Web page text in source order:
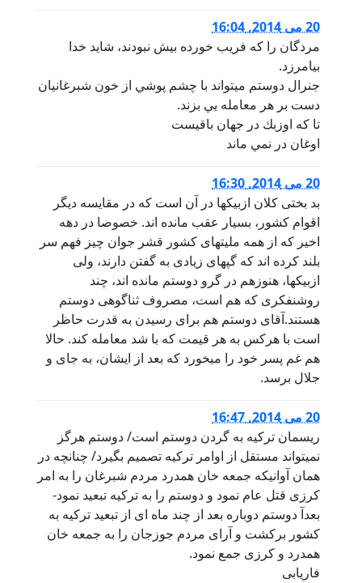
20 می 2014, 16:04
مردگان را كه فريب خورده بيش نبودند، شايد خدا
بيامرزد.
جنرال دوستم ميتواند با چشم پوشي از خون شبرغانيان
دست بر هر معامله يي بزند.
تا كه اوزبك در جهان باقيست
اوغان در نمي ماند
20 می 2014, 16:30
بد بختی کلان ازبیکها در آن است که در مقایسه دیگر
اقوام کشور، بسیار عقب مانده اند. خصوصا در دهه
اخیر که از همه ملیتهای کشور قشر جوان چیز فهم سر
بلند کرده اند که گپهای زیادی به گفتن دارند، ولی
ازبیکها، هنوزهم در گرو دوستم مانده اند، چند
روشنفکری که هم است، مصروف ثناگوهی دوستم
هستند.آقای دوستم هم برای رسیدن به قدرت حاظر
است با هرکس به هر قیمت که با شد معامله کند. حالا
هم غم پسر خود را میخورد که بعد از ایشان، به جای و
جلال برسد.
20 می 2014, 16:47
ریسمان ترکیه به گردن دوستم است/ دوستم هرگز
نمیتواند مستقل از اوامر ترکیه تصمیم بگیرد/ چنانچه در
همان آوانیکه جمعه خان همدرد مردم شبرغان را به امر
کرزی قتل عام نمود و دوستم را به ترکیه تبعید نمود-
بعدآ دوستم دوباره بعد از چند ماه ای از تبعید ترکیه به
کشور برکشت و آرای مردم جوزجان را به جمعه خان
همدرد و کرزی جمع نمود.
فاریابی